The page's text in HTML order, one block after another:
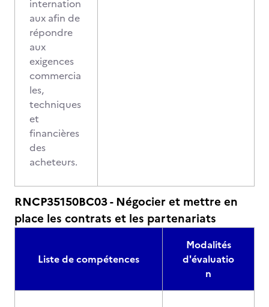
internation
aux afin de
répondre
aux
exigences
commercia
les,
techniques
et
financières
des
acheteurs.
RNCP35150BC03 - Négocier et mettre en
place les contrats et les partenariats
Liste de compétences
Modalités
d'évaluatio
n